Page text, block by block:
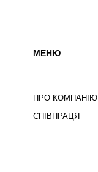
ПРО КОМПАНІЮ
СПІВПРАЦЯ
МЕНЮ